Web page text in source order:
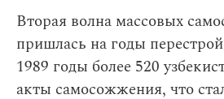
Вторая волна массовых
пришлась на годы
1989 годы более 520
акты самосожжения, что